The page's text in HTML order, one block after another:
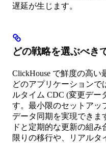
遅延が生じます。
どの戦略を選ぶべき
ClickHouse で鮮度の高
どのアプリケーションで
ルタイム CDC (変更デー
す。最小限のセットアッ
データ同期を実現できま
ドと定期的な更新の組
限りの移行や、リアルタ